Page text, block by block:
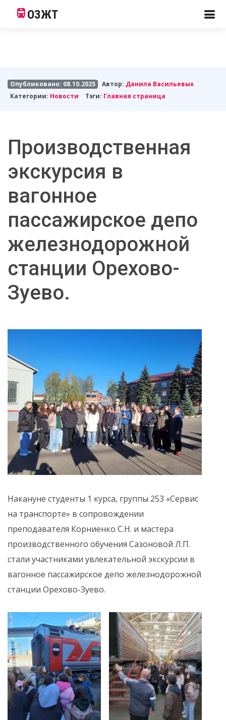
ОЗЖТ
Опубликовано: 08.10.2025 Автор: Данила Васильевых
Категории: Новости Тэги: Главная страница
Производственная
экскурсия в
вагонное
пассажирское депо
железнодорожной
станции Орехово-
Зуево.
Накануне студенты 1 курса, группы 253 «Сервис
на транспорте» в сопровождении
преподавателя Корниенко С.Н. и мастера
производственного обучения Сазоновой Л.П.
стали участниками увлекательной экскурсии в
вагонное пассажирское депо железнодорожной
станции Орехово-Зуево.